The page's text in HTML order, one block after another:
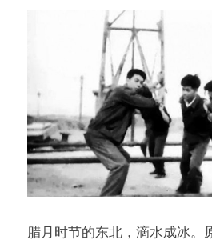
腊月时节的东北，滴水成冰。